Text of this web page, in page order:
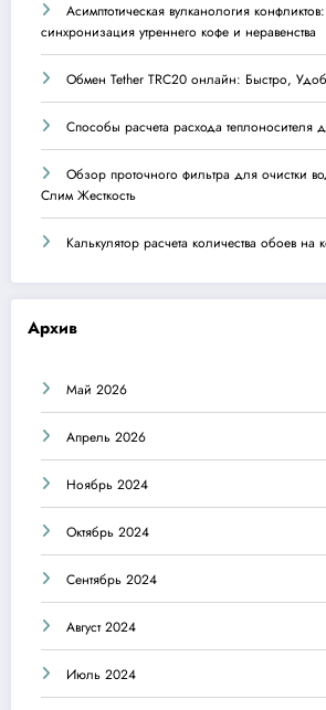
Асимптотическая вулканология
синхронизация утреннего кофе и неравенства
Обмен Tether TRC20 онлайн: Быстро,
Способы расчета расхода теплоносителя
Обзор проточного фильтра для очистки
Слим Жесткость
Калькулятор расчета количества обоев на
Архив
Май 2026
Апрель 2026
Ноябрь 2024
Октябрь 2024
Сентябрь 2024
Август 2024
Июль 2024